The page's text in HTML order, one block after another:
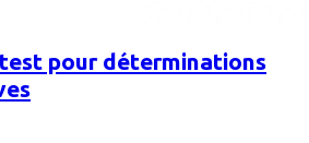
pour déterminations